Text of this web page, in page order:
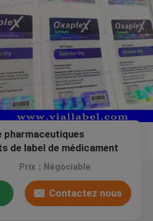
pharmaceutiques
de label de médicament
de fiole de labels de
Prix：Négociable
Contactez nous